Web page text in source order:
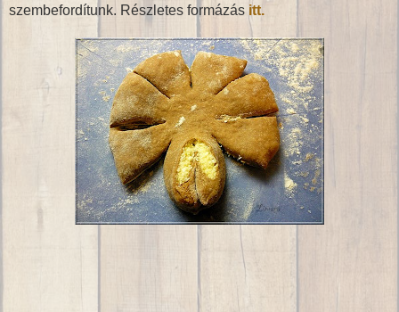
szembefordítunk. Részletes formázás itt.